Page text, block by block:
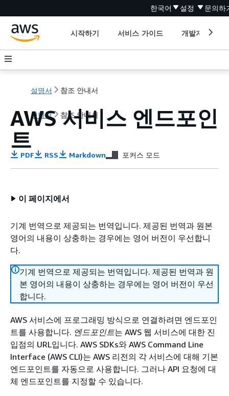
한국어 설정 문의하
시작하기 서비스 가이드 개발자 도구
설명서 참조 안내서
설명서 참조 안내서
AWS 서비스 엔드포인
트
PDF RSS Markdown 포커스 모드
이 페이지에서
기계 번역으로 제공되는 번역입니다. 제공된 번역과 원본
영어의 내용이 상충하는 경우에는 영어 버전이 우선합니
다.
기계 번역으로 제공되는 번역입니다. 제공된 번역과 원
본 영어의 내용이 상충하는 경우에는 영어 버전이 우선
합니다.
AWS 서비스에 프로그래밍 방식으로 연결하려면 엔드포인
트를 사용합니다. 엔드포인트는 AWS 웹 서비스에 대한 진
입점의 URL입니다. AWS SDKs와 AWS Command Line
Interface (AWS CLI)는 AWS 리전의 각 서비스에 대해 기본
엔드포인트를 자동으로 사용합니다. 그러나 API 요청에 대
체 엔드포인트를 지정할 수 있습니다.